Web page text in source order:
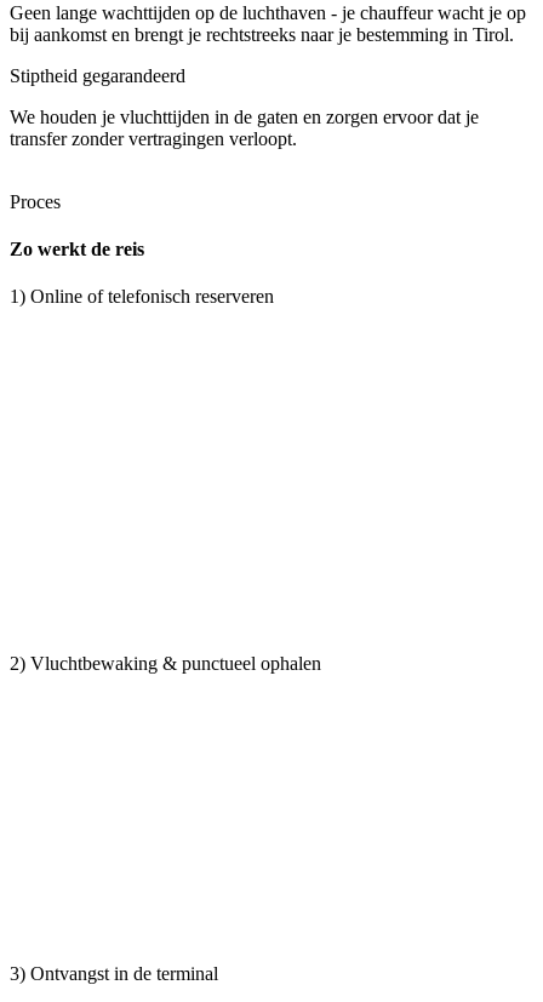
Geen lange wachttijden op de luchthaven - je chauffeur wacht je op
bij aankomst en brengt je rechtstreeks naar je bestemming in Tirol.
Stiptheid gegarandeerd
We houden je vluchttijden in de gaten en zorgen ervoor dat je
transfer zonder vertragingen verloopt.
Proces
Zo werkt de reis
1) Online of telefonisch reserveren
2) Vluchtbewaking & punctueel ophalen
3) Ontvangst in de terminal